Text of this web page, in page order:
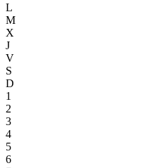
L
M
X
J
V
S
D
1
2
3
4
5
6